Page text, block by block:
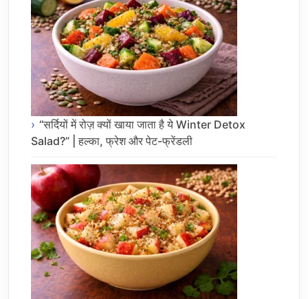
“सर्दियों में रोज़ क्यों खाया जाता है ये Winter Detox
Salad?” | हल्का, फ्रेश और पेट-फ्रेंडली